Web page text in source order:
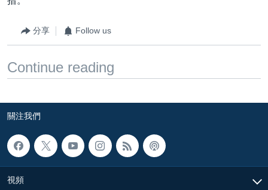
分享 Follow us
Continue reading
關注我們
視頻